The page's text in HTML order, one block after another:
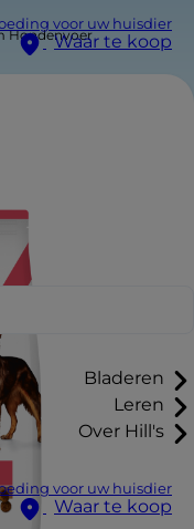
voor uw huisdier
Waar te koop
Bladeren
Leren
Over Hill's
voor uw huisdier
Waar te koop
Hondenvoer